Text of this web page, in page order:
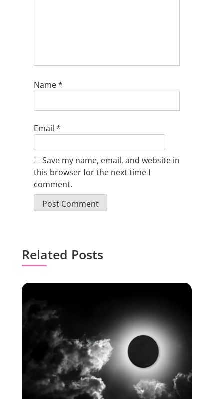
Name*
Email *
Save my name, email, and website in
this browser for the next time I
comment.
Related Posts